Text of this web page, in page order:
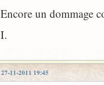
Encore un dommage
I.
27-11-2011 19:45